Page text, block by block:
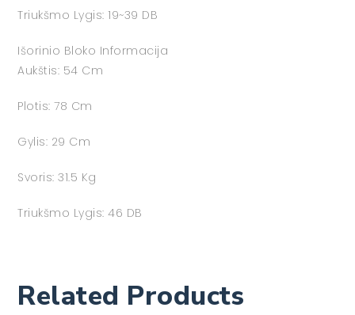
Triukšmo Lygis: 19~39 DB
Išorinio Bloko Informacija
Aukštis: 54 Cm
Plotis: 78 Cm
Gylis: 29 Cm
Svoris: 31.5 Kg
Triukšmo Lygis: 46 DB
Related Products